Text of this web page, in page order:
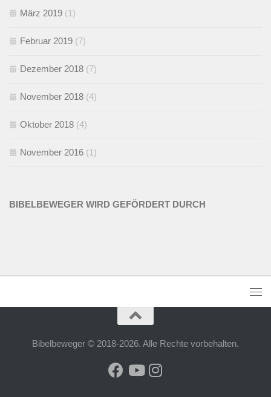
März 2019 (1)
Februar 2019 (7)
Dezember 2018 (7)
November 2018 (4)
Oktober 2018 (4)
November 2016 (1)
BIBELBEWEGER WIRD GEFÖRDERT DURCH
Bibelbeweger © 2018-2026. Alle Rechte vorbehalten.